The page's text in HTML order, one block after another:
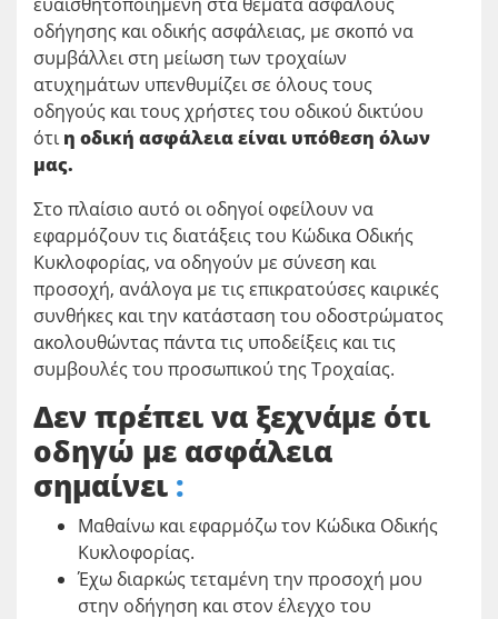
οδήγησης και οδικής ασφάλειας, με σκοπό να
συμβάλλει στη μείωση των τροχαίων
ατυχημάτων υπενθυμίζει σε όλους τους
οδηγούς και τους χρήστες του οδικού δικτύου
ότιη οδική ασφάλεια είναι υπόθεση όλων
μας.
Στο πλαίσιο αυτό οι οδηγοί οφείλουν να
εφαρμόζουν τις διατάξεις του Κώδικα Οδικής
Κυκλοφορίας, να οδηγούν με σύνεση και
προσοχή, ανάλογα με τις επικρατούσες καιρικές
συνθήκες και την κατάσταση του οδοστρώματος
ακολουθώντας πάντα τις υποδείξεις και τις
συμβουλές του προσωπικού της Τροχαίας.
Δεν πρέπει να ξεχνάμε ότι
οδηγώ με ασφάλεια
σημαίνει :
Μαθαίνω και εφαρμόζω τον Κώδικα Οδικής
Κυκλοφορίας.
Έχω διαρκώς τεταμένη την προσοχή μου
στην οδήγηση και στον έλεγχο του